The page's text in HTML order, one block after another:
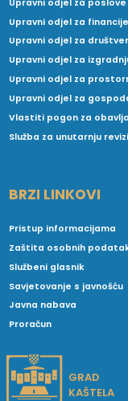
Upravni odjel za
Upravni odjel za
Upravni odjel za
Upravni odjel za
Upravni odjel za
Upravni odjel za
Vlastiti pogon za
Služba za unutarnju
BRZI LINKOVI
Pristup informacijama
Zaštita osobnih
Službeni glasnik
Savjetovanje s javnošću
Javna nabava
Proračun
GRAD
KAŠTELA